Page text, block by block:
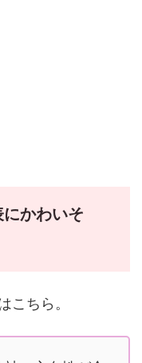
かわいそ
こちら。